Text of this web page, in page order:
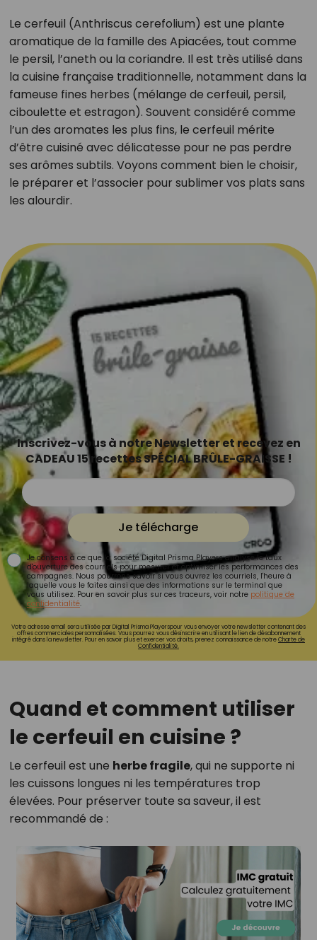
Le cerfeuil (Anthriscus cerefolium) est une plante
aromatique de la famille des Apiacées, tout comme
le persil, l’aneth ou la coriandre. Il est très utilisé dans
la cuisine française traditionnelle, notamment dans la
fameuse fines herbes (mélange de cerfeuil, persil,
ciboulette et estragon). Souvent considéré comme
l’un des aromates les plus fins, le cerfeuil mérite
d’être cuisiné avec délicatesse pour ne pas perdre
ses arômes subtils. Voyons comment bien le choisir,
le préparer et l’associer pour sublimer vos plats sans
les alourdir.
Inscrivez-vous à notre Newsletter et recevez en
CADEAU 15 recettes SPÉCIAL BRÛLE-GRAISSE !
Je télécharge
Je consens à ce que la société Digital Prisma Players analyse le taux
d'ouverture des courriels pour mesurer et optimiser les performances des
campagnes. Nous pourrons savoir si vous ouvrez les courriels, l'heure à
laquelle vous le faites ainsi que des informations sur le terminal que
vous utilisez. Pour en savoir plus sur ces traceurs, voir notre politique de
confidentialité.
Votre adresse email sera utilisée par Digital Prisma Playerspour vous envoyer votre newsletter contenant des
offres commerciales personnalisées. Vous pourrez vous désinscrire en utilisant le lien de désabonnement
intégré dans la newsletter. Pour en savoir plus et exercer vos droits, prenez connaissance de notreCharte de
Confidentialité.
Quand et comment utiliser
le cerfeuil en cuisine ?
Le cerfeuil est une herbe fragile, qui ne supporte ni
les cuissons longues ni les températures trop
élevées. Pour préserver toute sa saveur, il est
recommandé de :